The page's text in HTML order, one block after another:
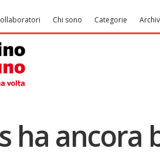
Chi sono Categorie
ha ancora